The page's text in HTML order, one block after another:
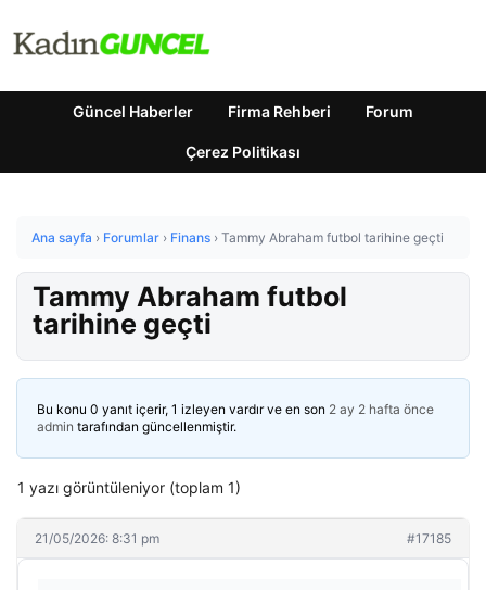
Güncel Haberler Firma Rehberi Forum
Çerez Politikası
Ana sayfa › Forumlar › Finans › Tammy Abraham futbol tarihine geçti
Tammy Abraham futbol
tarihine geçti
Bu konu 0 yanıt içerir, 1 izleyen vardır ve en son 2 ay 2 hafta önce
admin tarafından güncellenmiştir.
1 yazı görüntüleniyor (toplam 1)
21/05/2026: 8:31 pm #17185